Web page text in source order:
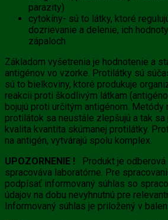
parazity)
cytokíny- sú to látky, ktoré
dozrievanie a delenie, ich
zápaloch
Základom vyšetrenia je hodnotenie a
antigénov vo vzorke. Protilátky sú
sú to bielkoviny, ktoré produkuje
reakcii proti škodlivým látkam
bojujú proti určitým antigénom. Metódy
protilátok sa neustále zlepšujú a tak
kvalita kvantita skúmanej protilátky.
na antigén, vytvárajú spolu komplex.
UPOZORNENIE !
Produkt je
spracováva laboratórne. Pre
podpísať informovaný súhlas so
údajov na dobu nevyhnutnú pre
Informovaný súhlas je priložený v